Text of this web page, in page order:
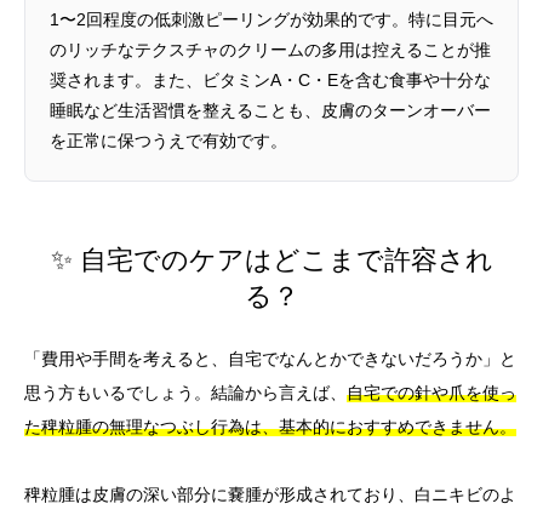
1〜2回程度の低刺激ピーリングが効果的です。特に目元へ
のリッチなテクスチャのクリームの多用は控えることが推
奨されます。また、ビタミンA・C・Eを含む食事や十分な
睡眠など生活習慣を整えることも、皮膚のターンオーバー
を正常に保つうえで有効です。
✨ 自宅でのケアはどこまで許容され
る？
「費用や手間を考えると、自宅でなんとかできないだろうか」と
思う方もいるでしょう。結論から言えば、 自宅での針や爪を使っ
た稗粒腫の無理なつぶし行為は、基本的におすすめできません。
稗粒腫は皮膚の深い部分に嚢腫が形成されており、白ニキビのよ